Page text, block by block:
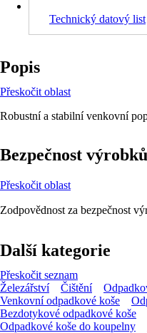
Technický datový list
Popis
Přeskočit oblast
Robustní a stabilní venkovní
Bezpečnost výrobků
Přeskočit oblast
Zodpovědnost za bezpečnost
Další kategorie
Přeskočit seznam
Železářství
Čištění
Venkovní odpadkové koše
Bezdotykové odpadkové koše
Odpadkové koše do koupelny